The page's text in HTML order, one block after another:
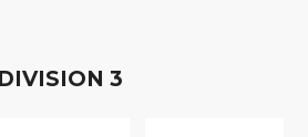
DIVISION 3